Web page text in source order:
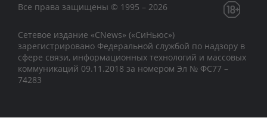
Все права защищены © 1995 – 2026
Сетевое издание «CNews» («СиНьюс»)
зарегистрировано Федеральной службой по надзору в
сфере связи, информационных технологий и массовых
коммуникаций 09.11.2018 за номером Эл № ФС77 –
74283